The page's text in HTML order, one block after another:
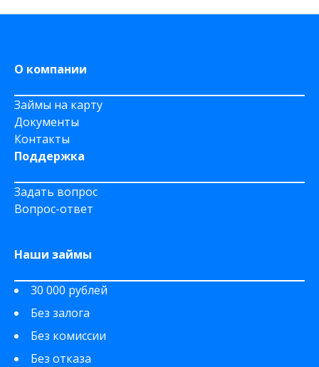
На Сберкнижку
О компании
Займы на карту
Документы
Контакты
Поддержка
Задать вопрос
Вопрос-ответ
Наши займы
30 000 рублей
Без залога
Без комиссии
Без отказа